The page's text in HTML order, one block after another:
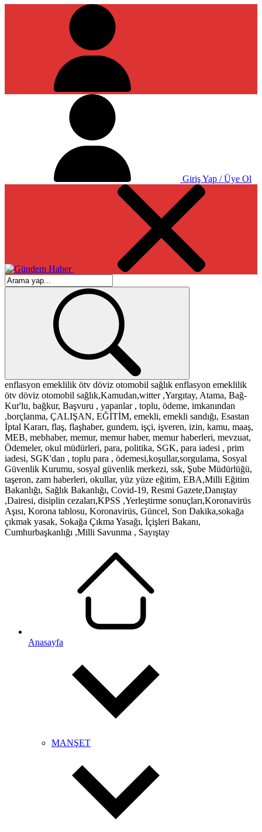
Giriş Yap / Üye Ol
enflasyon emeklilik ötv döviz otomobil sağlık enflasyon emeklilik
ötv döviz otomobil sağlık,Kamudan,witter ,Yargıtay, Atama, Bağ-
Kur'lu, bağkur, Başvuru , yapanlar , toplu, ödeme, imkanından
,borçlanma, ÇALIŞAN, EĞİTİM, emekli, emekli sandığı, Esastan
İptal Kararı, flaş, flaşhaber, gundem, işçi, işveren, izin, kamu, maaş,
MEB, mebhaber, memur, memur haber, memur haberleri, mevzuat,
Ödemeler, okul müdürleri, para, politika, SGK, para iadesi , prim
iadesi, SGK'dan , toplu para , ödemesi,koşullar,sorgulama, Sosyal
Güvenlik Kurumu, sosyal güvenlik merkezi, ssk, Şube Müdürlüğü,
taşeron, zam haberleri, okullar, yüz yüze eğitim, EBA,Milli Eğitim
Bakanlığı, Sağlık Bakanlığı, Covid-19, Resmi Gazete,Danıştay
,Dairesi, disiplin cezaları,KPSS ,Yerleştirme sonuçları,Koronavirüs
Aşısı, Korona tablosu, Koronavirüs, Güncel, Son Dakika,sokağa
çıkmak yasak, Sokağa Çıkma Yasağı, İçişleri Bakanı,
Cumhurbaşkanlığı ,Milli Savunma , Sayıştay
Anasayfa
MANŞET